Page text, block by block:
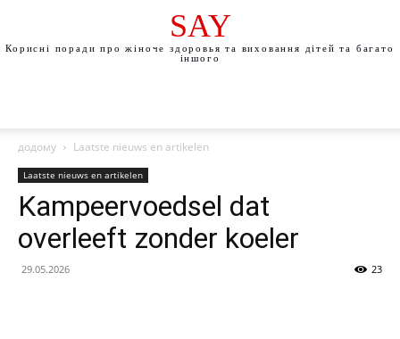
SAY
Корисні поради про жіноче здоровья та виховання дітей та багато
іншого
додому Laatste nieuws en artikelen
Laatste nieuws en artikelen
Kampeervoedsel dat
overleeft zonder koeler
29.05.2026 23